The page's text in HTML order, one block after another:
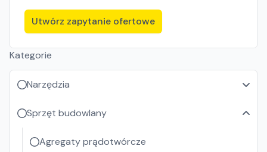
Utwórz zapytanie ofertowe
Kategorie
Narzędzia
Sprzęt budowlany
Agregaty prądotwórcze